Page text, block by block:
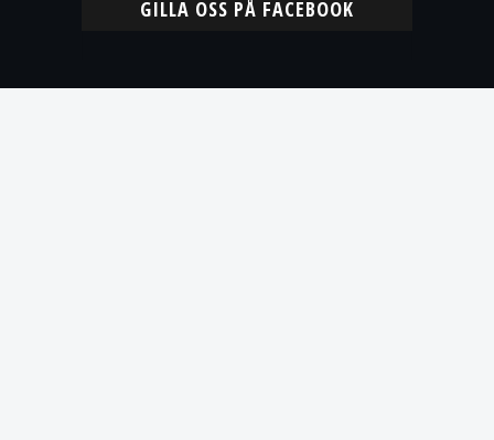
GILLA OSS PÅ FACEBOOK